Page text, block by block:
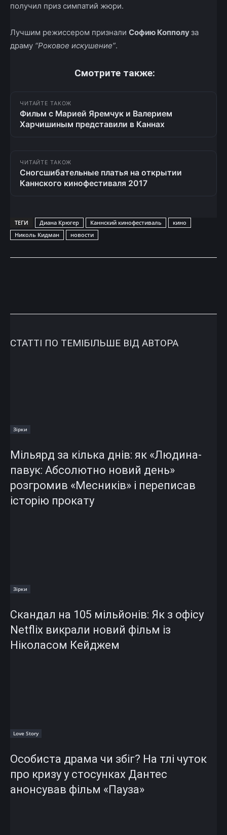
получил приз симпатий жюри.
Лучшим режиссером признали Софию Копполуза
драму “Роковое искушение”.
Смотрите также:
ЧИТАЙТЕ ТАКОЖ
Фильм с Марией Яремчук и Валерием
Харчишиным представили в Каннах
ЧИТАЙТЕ ТАКОЖ
Сногсшибательные платья на открытии
Каннского кинофестиваля 2017
ТЕГИ Диана Крюгер Каннский кинофестиваль
кино
Николь Кидман
новости
СТАТТІ ПО ТЕМІБІЛЬШЕ ВІД АВТОРА
Зірки
Мільярд за кілька днів: як «Людина-
павук: Абсолютно новий день»
розгромив «Месників» і переписав
історію прокату
Зірки
Скандал на 105 мільйонів: Як з офісу
Netflix викрали новий фільм із
Ніколасом Кейджем
Love Story
Особиста драма чи збіг? На тлі чуток
про кризу у стосунках Дантес
анонсував фільм «Пауза»